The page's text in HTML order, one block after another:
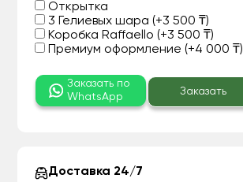
Открытка
3 Гелиевых шара (+3 500 ₸)
Коробка Raffaello (+3 500 ₸)
Премиум оформление (+4 000 ₸)
Заказать по
WhatsApp
Заказать
Доставка 24/7